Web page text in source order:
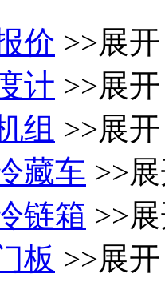
价 >>展开
计 >>展开
组 >>展开
藏车 >>
链箱 >>
板 >>展开